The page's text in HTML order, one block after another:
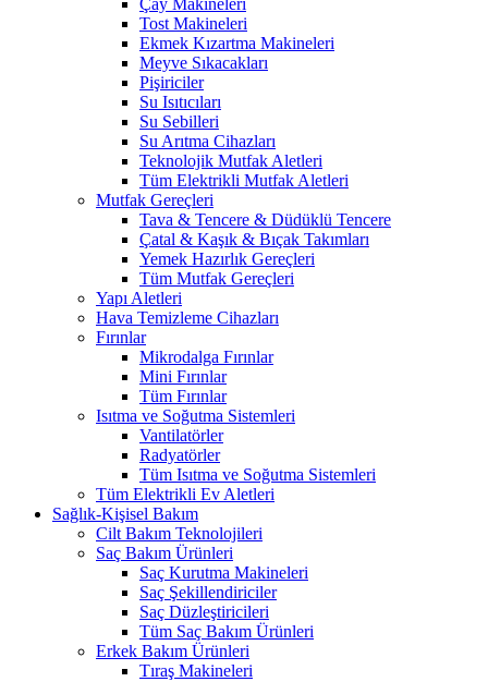
Çay Makineleri
Tost Makineleri
Ekmek Kızartma Makineleri
Meyve Sıkacakları
Pişiriciler
Su Isıtıcıları
Su Sebilleri
Su Arıtma Cihazları
Teknolojik Mutfak Aletleri
Tüm Elektrikli Mutfak Aletleri
Mutfak Gereçleri
Tava & Tencere & Düdüklü Tencere
Çatal & Kaşık & Bıçak Takımları
Yemek Hazırlık Gereçleri
Tüm Mutfak Gereçleri
Yapı Aletleri
Hava Temizleme Cihazları
Fırınlar
Mikrodalga Fırınlar
Mini Fırınlar
Tüm Fırınlar
Isıtma ve Soğutma Sistemleri
Vantilatörler
Radyatörler
Tüm Isıtma ve Soğutma Sistemleri
Tüm Elektrikli Ev Aletleri
Sağlık-Kişisel Bakım
Cilt Bakım Teknolojileri
Saç Bakım Ürünleri
Saç Kurutma Makineleri
Saç Şekillendiriciler
Saç Düzleştiricileri
Tüm Saç Bakım Ürünleri
Erkek Bakım Ürünleri
Tıraş Makineleri